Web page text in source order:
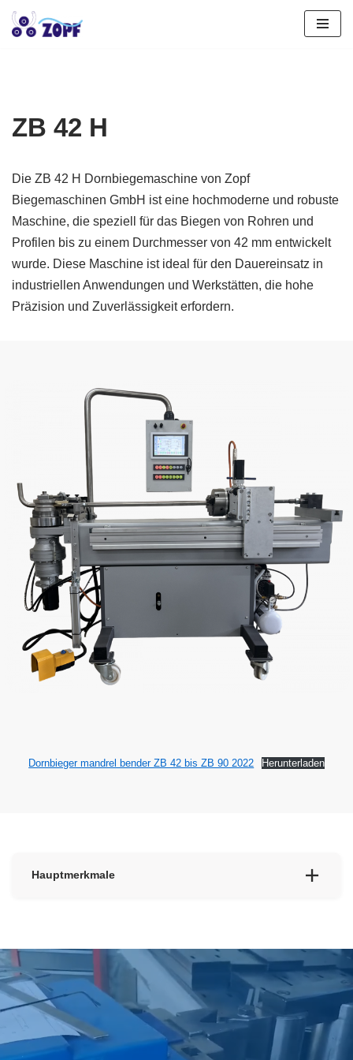
ZB 42 H
Die ZB 42 H Dornbiegemaschine von Zopf
Biegemaschinen GmbH ist eine hochmoderne und robuste
Maschine, die speziell für das Biegen von Rohren und
Profilen bis zu einem Durchmesser von 42 mm entwickelt
wurde. Diese Maschine ist ideal für den Dauereinsatz in
industriellen Anwendungen und Werkstätten, die hohe
Präzision und Zuverlässigkeit erfordern.
Dornbieger mandrel bender ZB 42 bis ZB 90 2022 Herunterladen
Hauptmerkmale